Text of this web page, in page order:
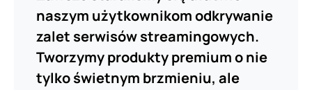
naszym użytkownikom odkrywanie
zalet serwisów streamingowych.
Tworzymy produkty premium o nie
tylko świetnym brzmieniu, ale